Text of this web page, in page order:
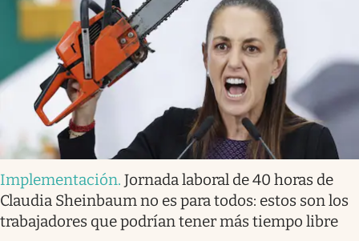
Implementación. Jornada laboral de 40 horas de
Claudia Sheinbaum no es para todos: estos son los
trabajadores que podrían tener más tiempo libre